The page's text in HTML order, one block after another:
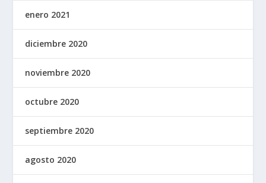
enero 2021
diciembre 2020
noviembre 2020
octubre 2020
septiembre 2020
agosto 2020